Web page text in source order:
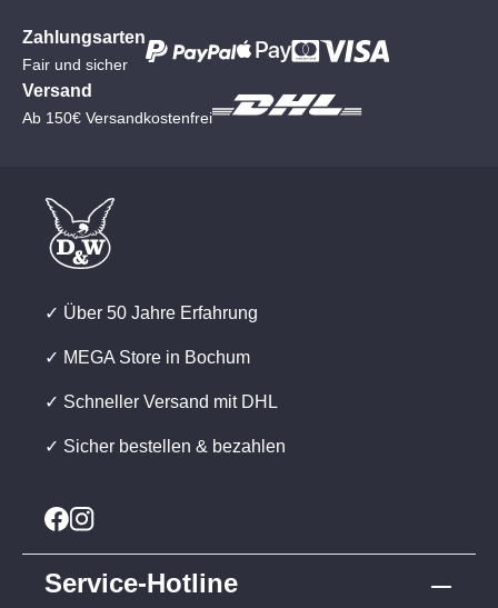
Zahlungsarten
Fair und sicher
Versand
Ab 150€ Versandkostenfrei
✓ Über 50 Jahre Erfahrung
✓ MEGA Store in Bochum
✓ Schneller Versand mit DHL
✓ Sicher bestellen & bezahlen
Service-Hotline